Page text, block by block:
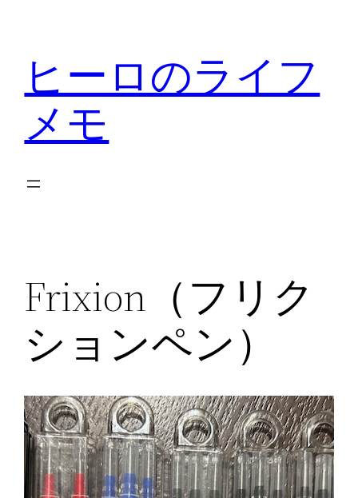
ヒーロのライフ
メモ
Frixion（フリク
ションペン）